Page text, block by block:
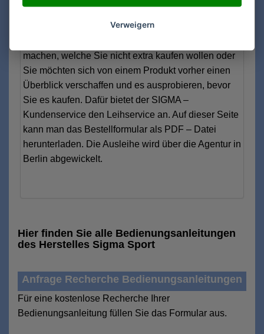
Es gibt Situationen, wie zum Beispiel Urlaub,
machen, welche Sie nicht extra kaufen wollen oder
Sie möchten sich von einem Produkt vorher einen
Überblick verschaffen und es ausprobieren, bevor
Sie es kaufen. Dafür bietet der SIGMA –
Kundenservice den Leihservice an. Auf dieser Seite
kann man das Bestellformular als PDF – Datei
herunterladen. Die Ausleihe wird über die Agentur in
Berlin abgewickelt.
Hier finden Sie alle Bedienungsanleitungen
des Herstelles Sigma Sport
Anfrage Recherche Bedienungsanleitungen
Für eine kostenlose Recherche Ihrer
Bedienungsanleitung füllen Sie das Formular aus.
Verweigern